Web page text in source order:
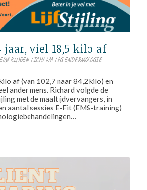
jaar, viel 18,5 kilo af
ERVARINGEN, LICHAAM, LPG ENDERMOLOGIE
af (van 102,7 naar 84,2 kilo) en
ander mens. Richard volgde de
met de maaltijdvervangers, in
aantal sessies E-Fit (EMS-training)